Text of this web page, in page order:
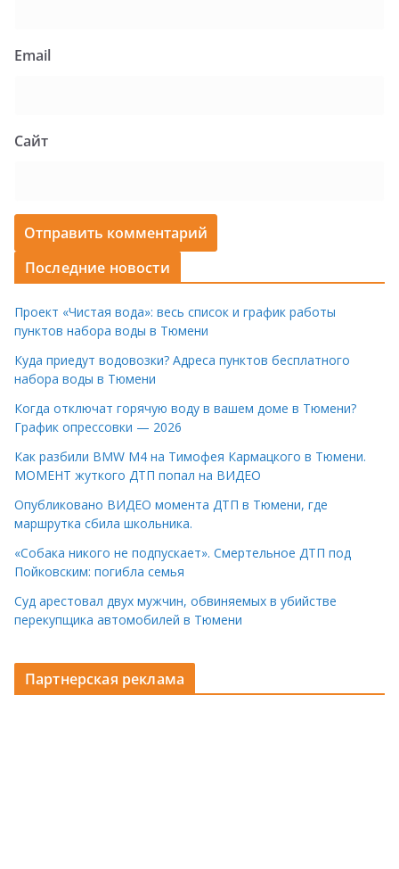
Email
Сайт
Последние новости
Проект «Чистая вода»: весь список и график работы
пунктов набора воды в Тюмени
Куда приедут водовозки? Адреса пунктов бесплатного
набора воды в Тюмени
Когда отключат горячую воду в вашем доме в Тюмени?
График опрессовки — 2026
Как разбили BMW M4 на Тимофея Кармацкого в Тюмени.
МОМЕНТ жуткого ДТП попал на ВИДЕО
Опубликовано ВИДЕО момента ДТП в Тюмени, где
маршрутка сбила школьника.
«Собака никого не подпускает». Смертельное ДТП под
Пойковским: погибла семья
Суд арестовал двух мужчин, обвиняемых в убийстве
перекупщика автомобилей в Тюмени
Партнерская реклама